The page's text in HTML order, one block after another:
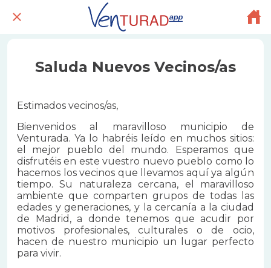
Saluda Nuevos Vecinos/as
Estimados vecinos/as,
Bienvenidos al maravilloso municipio de
Venturada. Ya lo habréis leído en muchos sitios:
el mejor pueblo del mundo. Esperamos que
disfrutéis en este vuestro nuevo pueblo como lo
hacemos los vecinos que llevamos aquí ya algún
tiempo. Su naturaleza cercana, el maravilloso
ambiente que comparten grupos de todas las
edades y generaciones, y la cercanía a la ciudad
de Madrid, a donde tenemos que acudir por
motivos profesionales, culturales o de ocio,
hacen de nuestro municipio un lugar perfecto
para vivir.